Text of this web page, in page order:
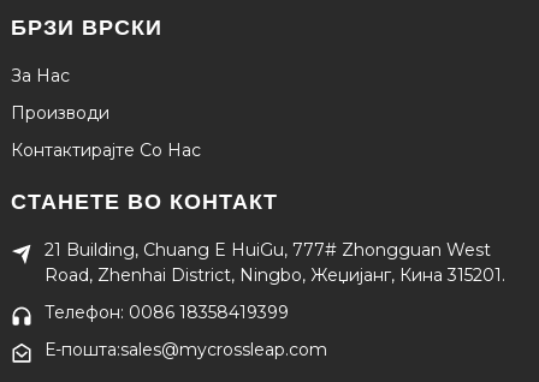
БРЗИ ВРСКИ
За Нас
Производи
Контактирајте Со Нас
СТАНЕТЕ ВО КОНТАКТ
21 Building, Chuang E HuiGu, 777# Zhongguan West
Road, Zhenhai District, Ningbo, Жеџијанг, Кина 315201.
Телефон: 0086 18358419399
Е-пошта:sales@mycrossleap.com